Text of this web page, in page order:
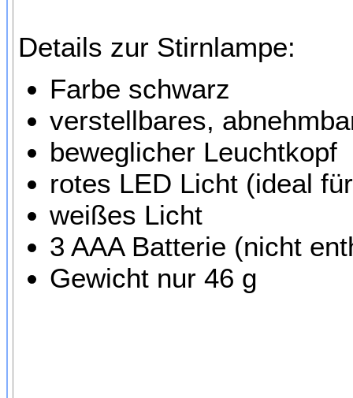
Details zur Stirnlampe:
Farbe schwarz
verstellbares,
beweglicher Leuchtkopf
rotes LED Licht (ideal
weißes Licht
3 AAA Batterie (nicht
Gewicht nur 46 g